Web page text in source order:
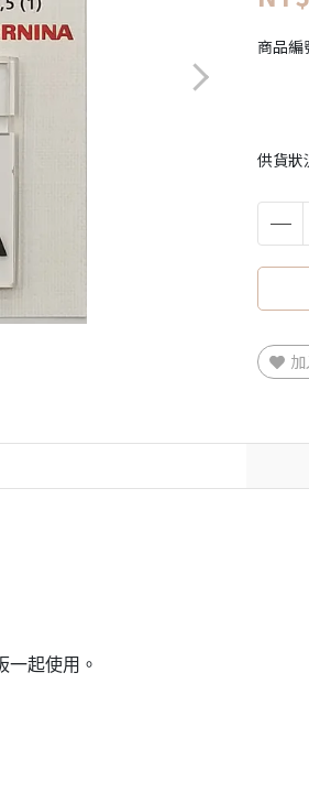
商品編
供貨狀
一起使用。